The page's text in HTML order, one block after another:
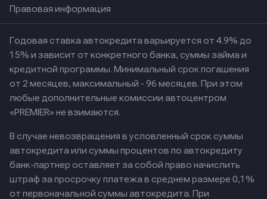
Правовая информация
Годовая ставка автокредита варьируется от 4.9% до
15% и зависит от конкретного банка, суммы займа и
кредитной программы. Минимальный срок погашения
от 2 месяцев, максимальный - 96 месяцев. При этом
любые дополнительные комиссии автоцентром
«PREMIER» не взимаются.
В случае невозвращения в условленный срок суммы
автокредита или суммы процентов по автокредиту
банк-партнер оставляет за собой право начислить
штраф за просрочку платежа в среднем размере 0,1%
от первоначальной суммы автокредита. При